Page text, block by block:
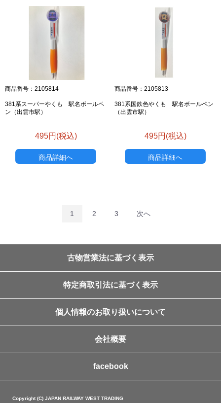
商品番号：2105814
381系スーパーやくも 駅名ボールペ
ン（出雲市駅）
495円(税込)
商品詳細へ
商品番号：2105813
381系国鉄色やくも 駅名ボールペン
（出雲市駅）
495円(税込)
商品詳細へ
1 2 3 次へ
古物営業法に基づく表示
特定商取引法に基づく表示
個人情報のお取り扱いについて
会社概要
facebook
Copyright (C) JAPAN RAILWAY WEST TRADING